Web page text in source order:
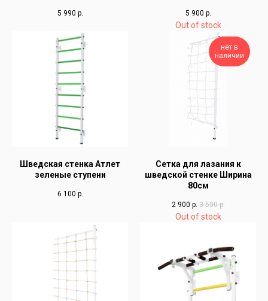
5 990 р. 5 900 р.
Out of stock
Шведская стенка Атлет
зеленые ступени
6 100 р.
нет в
наличии
Сетка для лазания к
шведской стенке Ширина
80см
2 900 р. 3 500 р.
Out of stock